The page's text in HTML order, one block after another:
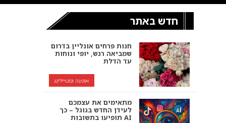
חדש באתר
חנות פרחים אונליין בדרום
שמביאה רגש, יופי ונוחות
עד הדלת
אופנה וסטיילינג
מתאימים את עצמכם
לעידן החדש בגוגל – כך
תופיעו בתשובות AI